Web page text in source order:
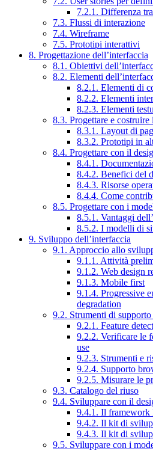
7.2.1. Differenza
7.3. Flussi di interazione
7.4. Wireframe
7.5. Prototipi interattivi
8. Progettazione dell’interfaccia
8.1. Obiettivi
8.2. Elementi
8.2.1. Elementi di
8.2.2. Elementi
8.2.3. Elementi
8.3. Progettare e costruire
8.3.1. Layout di
8.3.2. Prototipi in
8.4. Progettare con il
8.4.1.
8.4.2. Benefici del
8.4.3. Risorse
8.4.4. Come
8.5. Progettare con i
8.5.1. Vantaggi
8.5.2. I modelli di
9. Sviluppo dell’interfaccia
9.1. Approccio allo
9.1.1. Attività
9.1.2. Web design
9.1.3. Mobile first
9.1.4. Progressive
degradation
9.2. Strumenti di
9.2.1. Feature
9.2.2. Verificare le
use
9.2.3. Strumenti e
9.2.4. Supporto
9.2.5. Misurare le
9.3. Catalogo del riuso
9.4. Sviluppare con il
9.4.1. Il framework
9.4.2. Il kit di
9.4.3. Il kit di
9.5. Sviluppare con i